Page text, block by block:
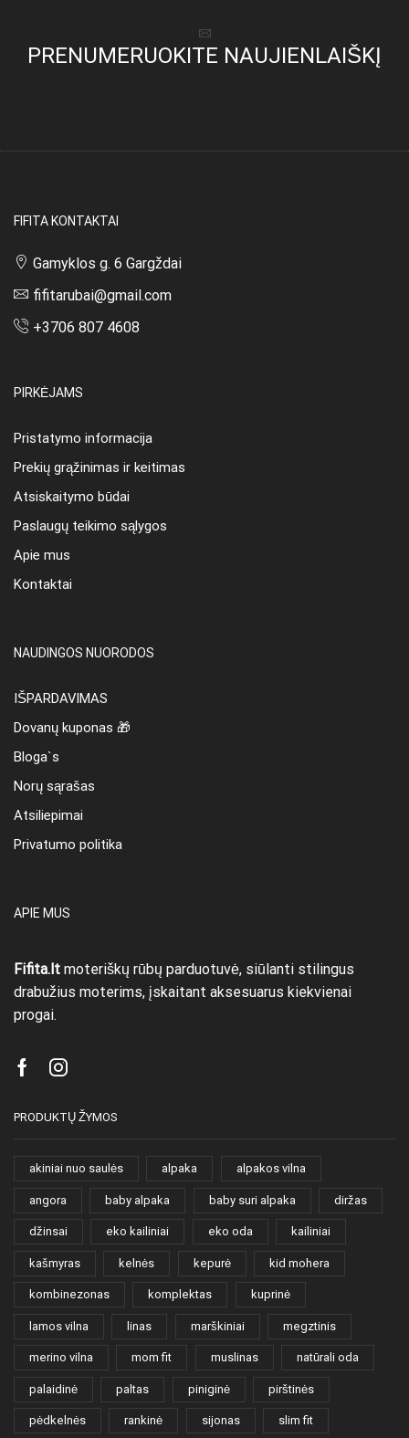
PRENUMERUOKITE NAUJIENLAIŠKĮ
FIFITA KONTAKTAI
Gamyklos g. 6 Gargždai
fifitarubai@gmail.com
+3706 807 4608
PIRKĖJAMS
Pristatymo informacija
Prekių grąžinimas ir keitimas
Atsiskaitymo būdai
Paslaugų teikimo sąlygos
Apie mus
Kontaktai
NAUDINGOS NUORODOS
IŠPARDAVIMAS
Dovanų kuponas 🎁
Bloga`s
Norų sąrašas
Atsiliepimai
Privatumo politika
APIE MUS
Fifita.lt moteriškų rūbų parduotuvė, siūlanti stilingus
drabužius moterims, įskaitant aksesuarus kiekvienai
progai.
FacebookInstagram
PRODUKTŲ ŽYMOS
akiniai nuo saulės alpaka alpakos vilna
angora baby alpaka baby suri alpaka diržas
džinsai eko kailiniai eko oda kailiniai
kašmyras kelnės kepurė kid mohera
kombinezonas komplektas kuprinė
lamos vilna linas marškiniai megztinis
merino vilna mom fit muslinas natūrali oda
palaidinė paltas piniginė pirštinės
pėdkelnės rankinė sijonas slim fit